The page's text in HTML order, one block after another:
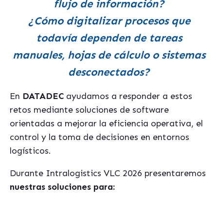
flujo de información?
¿Cómo digitalizar procesos que
todavía dependen de tareas
manuales, hojas de cálculo o sistemas
desconectados?
En DATADEC ayudamos a responder a estos
retos mediante soluciones de software
orientadas a mejorar la eficiencia operativa, el
control y la toma de decisiones en entornos
logísticos.
Durante Intralogistics VLC 2026 presentaremos
nuestras soluciones para: